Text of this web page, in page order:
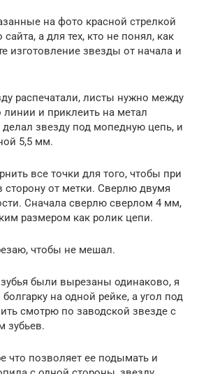
на фото красной стрелкой
а для тех, кто не понял, как
изготовление звезды от начала и
распечатали, листы нужно между
и приклеить на метал
звезду под мопедную цепь, и
5,5 мм.
все точки для того, чтобы при
сторону от метки. Сверлю двумя
Сначала сверлю сверлом 4 мм,
размером как ролик цепи.
чтобы не мешал.
были вырезаны одинаково, я
на одной рейке, а угол под
смотрю по заводской звезде с
зубьев.
что позволяет ее подымать и